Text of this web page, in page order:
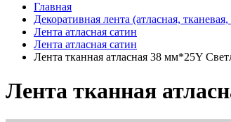
Главная
Декоративная лента (атласная,
Лента атласная сатин
Лента атласная сатин
Лента тканная атласная 38 мм*25Y
Лента тканная